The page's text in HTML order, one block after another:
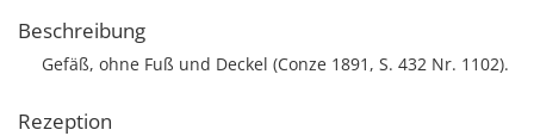
Beschreibung
Gefäß, ohne Fuß und Deckel (Conze 1891, S. 432 Nr. 1102).
Rezeption